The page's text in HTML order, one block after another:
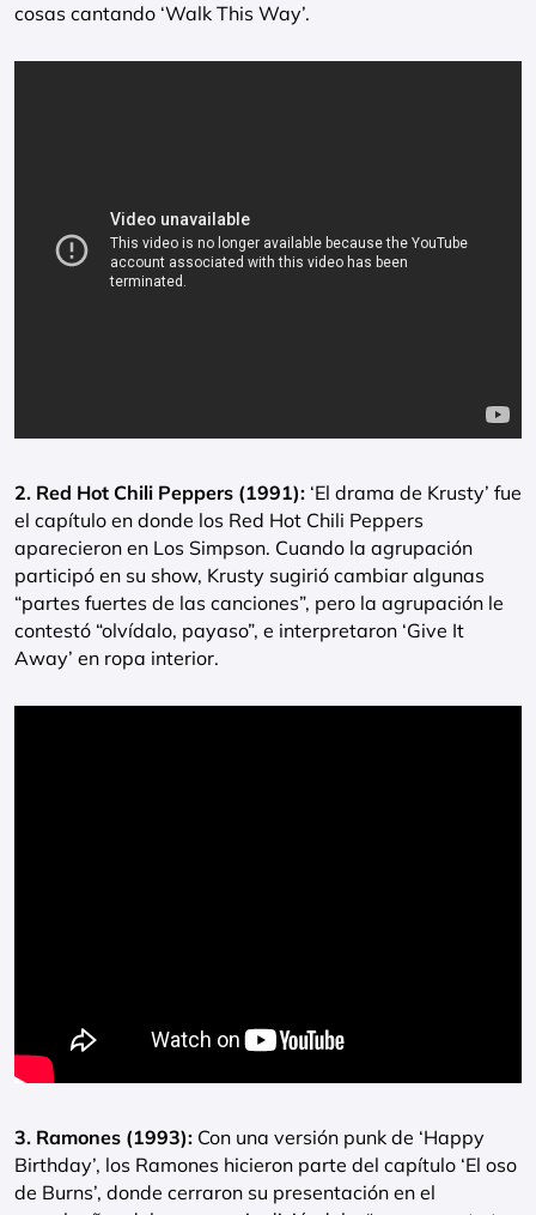
cosas cantando ‘Walk This Way’.
2. Red Hot Chili Peppers (1991): ‘El drama de Krusty’ fue
el capítulo en donde los Red Hot Chili Peppers
aparecieron en Los Simpson. Cuando la agrupación
participó en su show, Krusty sugirió cambiar algunas
“partes fuertes de las canciones”, pero la agrupación le
contestó “olvídalo, payaso”, e interpretaron ‘Give It
Away’ en ropa interior.
3. Ramones (1993): Con una versión punk de ‘Happy
Birthday’, los Ramones hicieron parte del capítulo ‘El oso
de Burns’, donde cerraron su presentación en el